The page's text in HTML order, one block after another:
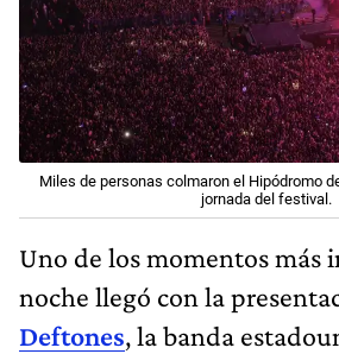
Miles de personas colmaron el Hipódromo
jornada del festival.
Uno de los momentos más
noche llegó con la
Deftones, la banda